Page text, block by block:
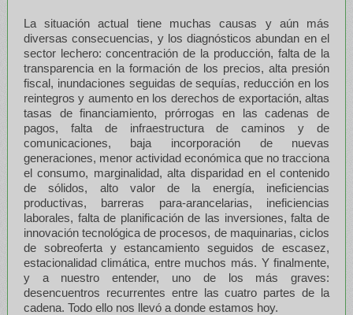
La situación actual tiene muchas causas y aún más
diversas consecuencias, y los diagnósticos abundan en el
sector lechero: concentración de la producción, falta de la
transparencia en la formación de los precios, alta presión
fiscal, inundaciones seguidas de sequías, reducción en los
reintegros y aumento en los derechos de exportación, altas
tasas de financiamiento, prórrogas en las cadenas de
pagos, falta de infraestructura de caminos y de
comunicaciones, baja incorporación de nuevas
generaciones, menor actividad económica que no tracciona
el consumo, marginalidad, alta disparidad en el contenido
de sólidos, alto valor de la energía, ineficiencias
productivas, barreras para-arancelarias, ineficiencias
laborales, falta de planificación de las inversiones, falta de
innovación tecnológica de procesos, de maquinarias, ciclos
de sobreoferta y estancamiento seguidos de escasez,
estacionalidad climática, entre muchos más. Y finalmente,
y a nuestro entender, uno de los más graves:
desencuentros recurrentes entre las cuatro partes de la
cadena. Todo ello nos llevó a donde estamos hoy.